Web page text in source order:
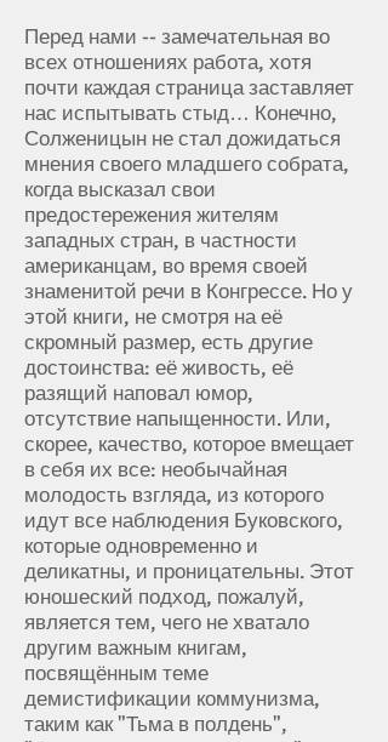
Перед нами -- замечательная во
всех отношениях работа, хотя
почти каждая страница заставляет
нас испытывать стыд… Конечно,
Солженицын не стал дожидаться
мнения своего младшего собрата,
когда высказал свои
предостережения жителям
западных стран, в частности
американцам, во время своей
знаменитой речи в Конгрессе. Но у
этой книги, не смотря на её
скромный размер, есть другие
достоинства: её живость, её
разящий наповал юмор,
отсутствие напыщенности. Или,
скорее, качество, которое вмещает
в себя их все: необычайная
молодость взгляда, из которого
идут все наблюдения Буковского,
которые одновременно и
деликатны, и проницательны. Этот
юношеский подход, пожалуй,
является тем, чего не хватало
другим важным книгам,
посвящённым теме
демистификации коммунизма,
таким как "Тьма в полдень",